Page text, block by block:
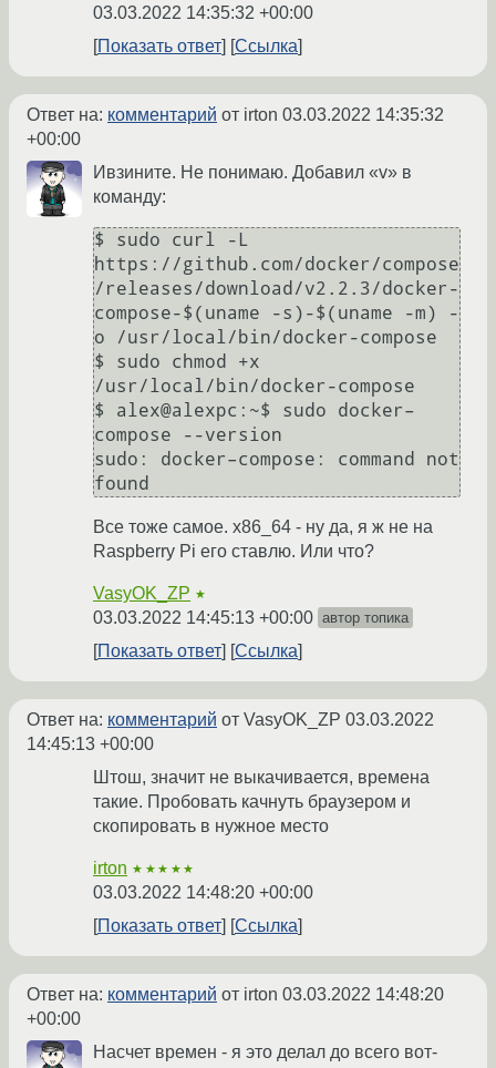
03.03.2022 14:35:32 +00:00
Показать ответ
Ссылка
Ответ на: комментарий от irton 03.03.2022 14:35:32
+00:00
Ивзините. Не понимаю. Добавил «v» в
команду:
$ sudo curl -L
https://github.com/docker/compose
/releases/download/v2.2.3/docker-
compose-$(uname -s)-$(uname -m) -
o /usr/local/bin/docker-compose
$ sudo chmod +x
/usr/local/bin/docker-compose
$ alex@alexpc:~$ sudo docker–
compose --version
sudo: docker–compose: command not
Все тоже самое. x86_64 - ну да, я ж не на
Raspberry Pi его ставлю. Или что?
VasyOK_ZP ★
03.03.2022 14:45:13 +00:00 автор топика
Показать ответ Ссылка
Ответ на: комментарий от VasyOK_ZP 03.03.2022
14:45:13 +00:00
Штош, значит не выкачивается, времена
такие. Пробовать качнуть браузером и
скопировать в нужное место
irton ★★★★★
03.03.2022 14:48:20 +00:00
Показать ответ
Ссылка
Ответ на: комментарий от irton 03.03.2022 14:48:20
+00:00
Насчет времен - я это делал до всего вот-